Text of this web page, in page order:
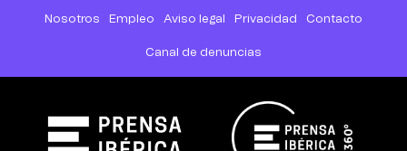
Nosotros Empleo Aviso legal Privacidad Contacto
Canal de denuncias